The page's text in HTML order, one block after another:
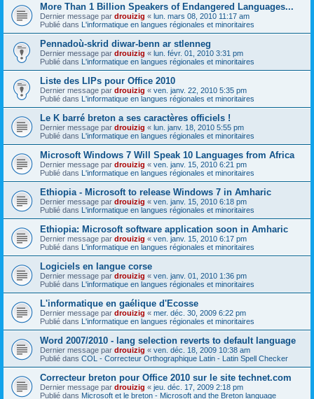
More Than 1 Billion Speakers of Endangered Languages...
Dernier message par drouizig « lun. mars 08, 2010 11:17 am
Publié dans L'informatique en langues régionales et minoritaires
Pennadoù-skrid diwar-benn ar stlenneg
Dernier message par drouizig « lun. févr. 01, 2010 3:31 pm
Publié dans L'informatique en langues régionales et minoritaires
Liste des LIPs pour Office 2010
Dernier message par drouizig « ven. janv. 22, 2010 5:35 pm
Publié dans L'informatique en langues régionales et minoritaires
Le K barré breton a ses caractères officiels !
Dernier message par drouizig « lun. janv. 18, 2010 5:55 pm
Publié dans L'informatique en langues régionales et minoritaires
Microsoft Windows 7 Will Speak 10 Languages from Africa
Dernier message par drouizig « ven. janv. 15, 2010 6:21 pm
Publié dans L'informatique en langues régionales et minoritaires
Ethiopia - Microsoft to release Windows 7 in Amharic
Dernier message par drouizig « ven. janv. 15, 2010 6:18 pm
Publié dans L'informatique en langues régionales et minoritaires
Ethiopia: Microsoft software application soon in Amharic
Dernier message par drouizig « ven. janv. 15, 2010 6:17 pm
Publié dans L'informatique en langues régionales et minoritaires
Logiciels en langue corse
Dernier message par drouizig « ven. janv. 01, 2010 1:36 pm
Publié dans L'informatique en langues régionales et minoritaires
L'informatique en gaélique d'Ecosse
Dernier message par drouizig « mer. déc. 30, 2009 6:22 pm
Publié dans L'informatique en langues régionales et minoritaires
Word 2007/2010 - lang selection reverts to default language
Dernier message par drouizig « ven. déc. 18, 2009 10:38 am
Publié dans COL - Correcteur Orthographique Latin - Latin Spell Checker
Correcteur breton pour Office 2010 sur le site technet.com
Dernier message par drouizig « jeu. déc. 17, 2009 2:18 pm
Publié dans Microsoft et le breton - Microsoft and the Breton language